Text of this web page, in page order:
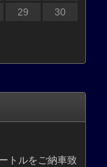
29
30
トルをご納車致